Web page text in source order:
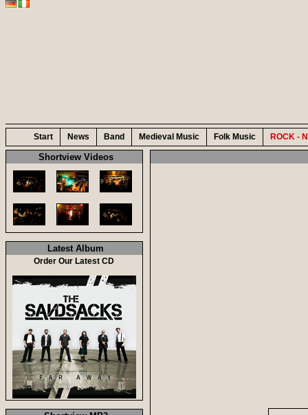
Start News Band Medieval Music Folk Music ROCK -
Shortview Videos
Latest Album
Order Our Latest CD